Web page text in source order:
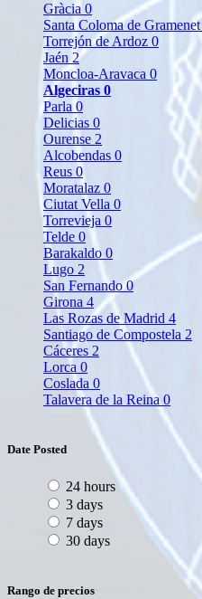
Gràcia 0
Santa Coloma de Gramenet
Torrejón de Ardoz 0
Jaén 2
Moncloa-Aravaca 0
Algeciras 0
Parla 0
Delicias 0
Ourense 2
Alcobendas 0
Reus 0
Moratalaz 0
Ciutat Vella 0
Torrevieja 0
Telde 0
Barakaldo 0
Lugo 2
San Fernando0
Girona 4
Las Rozas de Madrid 4
Santiago de Compostela 2
Cáceres 2
Lorca 0
Coslada 0
Talavera de la Reina 0
Date Posted
24 hours
3 days
7 days
30 days
Rango de precios